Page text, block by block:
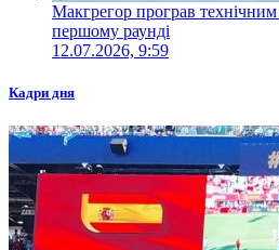
Макгрегор програв
першому раунді
12.07.2026, 9:59
Кадри дня